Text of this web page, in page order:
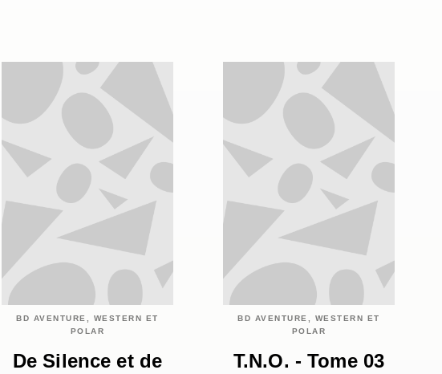
BD AVENTURE, WESTERN ET
POLAR
De Silence et de
BD AVENTURE, WESTERN ET
POLAR
T.N.O. - Tome 03